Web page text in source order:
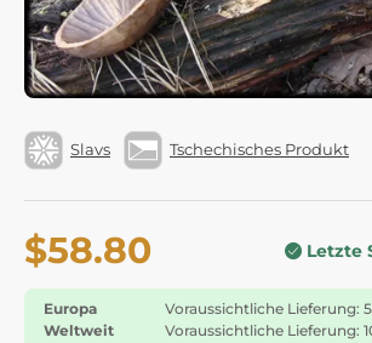
Slavs Tschechisches Produkt
$58.80 Letzte
Europa
Voraussichtliche Lieferung:
Weltweit
Voraussichtliche Lieferung: